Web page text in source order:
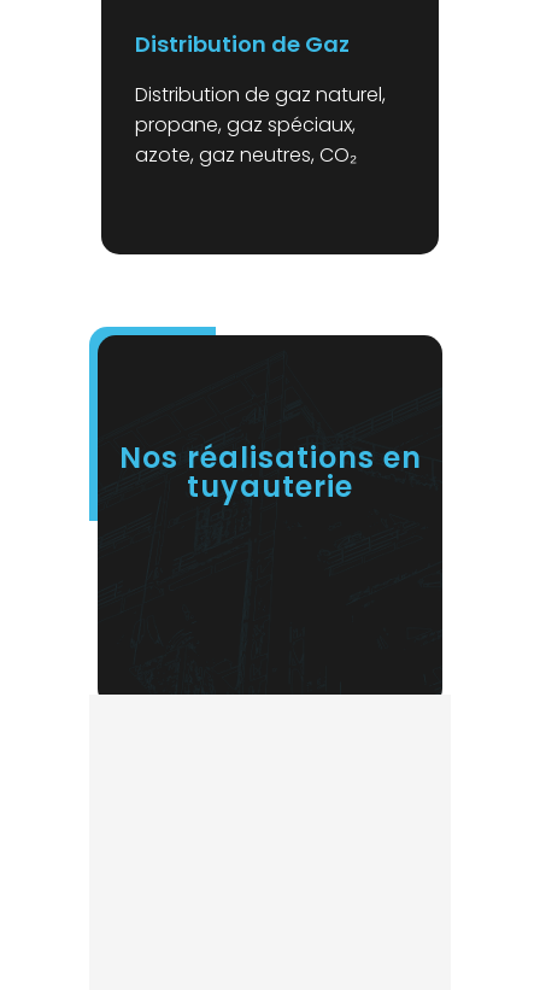
Distribution de Gaz
Distribution de gaz naturel,
propane, gaz spéciaux,
azote, gaz neutres, CO₂
Nos réalisations en
tuyauterie